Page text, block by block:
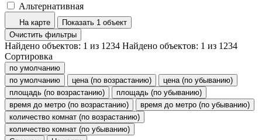
Альтернативная
На карте
Показать 1 объект
Очистить фильтры
Найдено объектов: 1 из 1234 Найдено объектов: 1 из 1234
Сортировка
по умолчанию
по умолчанию
цена (по возрастанию)
цена (по убыванию)
площадь (по возрастанию)
площадь (по убыванию)
время до метро (по возрастанию)
время до метро (по убыванию)
количество комнат (по возрастанию)
количество комнат (по убыванию)